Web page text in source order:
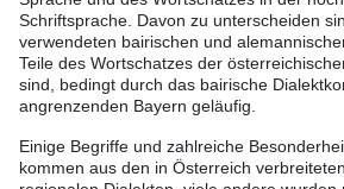
Schriftsprache. Davon zu unterscheiden
verwendeten bairischen und
Teile des Wortschatzes der
sind, bedingt durch das bairische
angrenzenden Bayern geläufig.
Einige Begriffe und zahlreiche
kommen aus den in Österreich